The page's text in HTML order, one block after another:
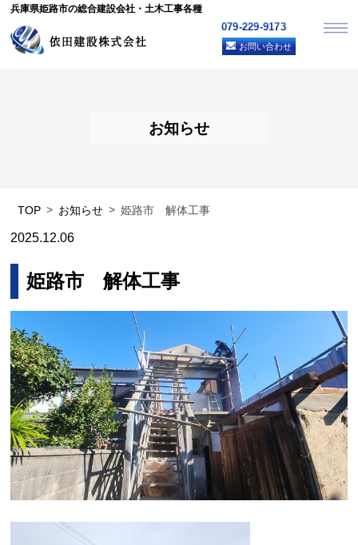
兵庫県姫路市の総合建設会社・土木工事各種
079-229-9173
お問い合わせ
お知らせ
TOP お知らせ 姫路市 解体工事
2025.12.06
姫路市 解体工事